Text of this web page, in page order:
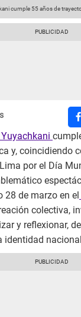
cumple 55 años de
y, coincidiendo
por el Día
28 de marzo en el
colectiva,
y reflexionar,
identidad